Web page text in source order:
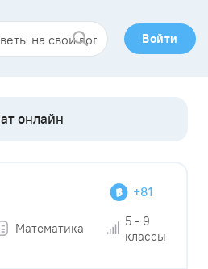
Войти
+81
Математика
5 - 9
классы